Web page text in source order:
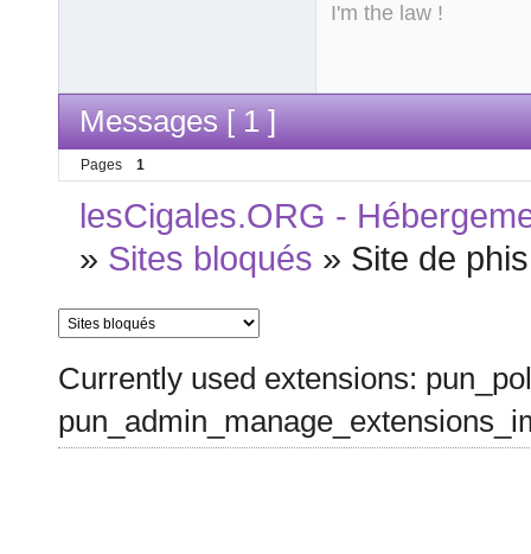
I'm the law !
Messages [ 1 ]
Pages 1
lesCigales.ORG -
» Sites bloqués » Site de
Currently used extensions: